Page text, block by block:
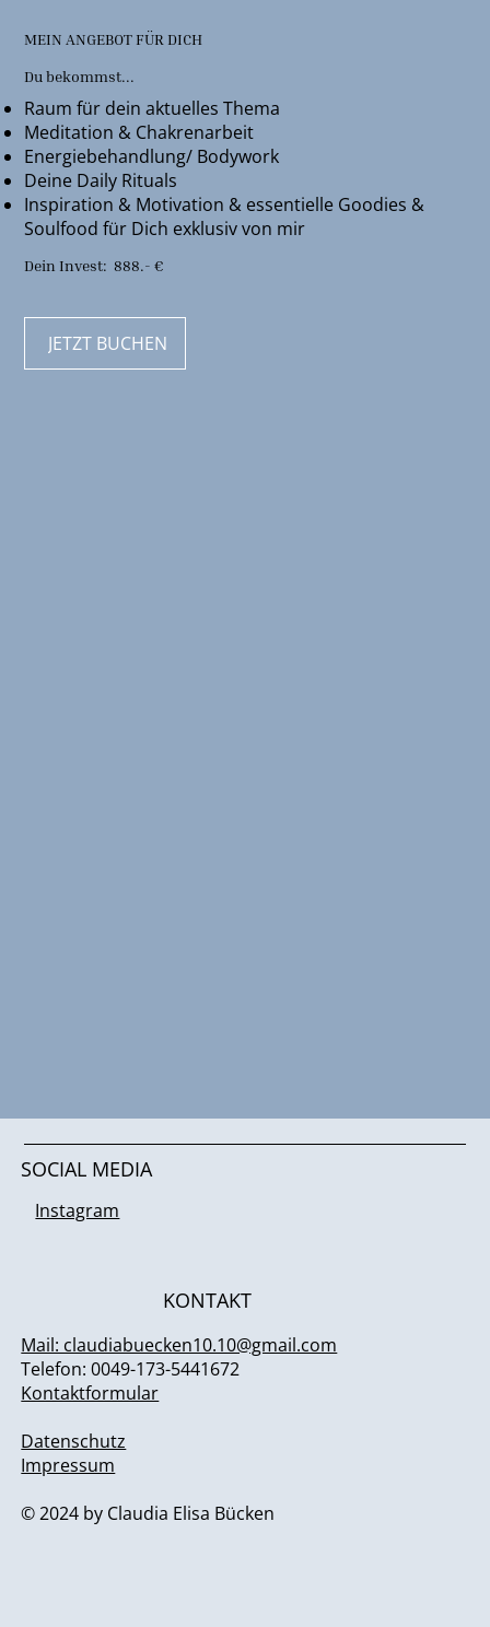
MEIN ANGEBOT FÜR DICH
Du bekommst...
Raum für dein aktuelles Thema
Meditation & Chakrenarbeit
Energiebehandlung/ Bodywork
Deine Daily Rituals
Inspiration & Motivation & essentielle Goodies &
Soulfood für Dich exklusiv von mir
Dein Invest: 888.- €
JETZT BUCHEN
SOCIAL MEDIA
Instagram
Mail: claudiabuecken10.10@gmail.com
Telefon: 0049-173-5441672
Kontaktformular
Datenschutz
Impressum
© 2024 by Claudia Elisa Bücken
KONTAKT